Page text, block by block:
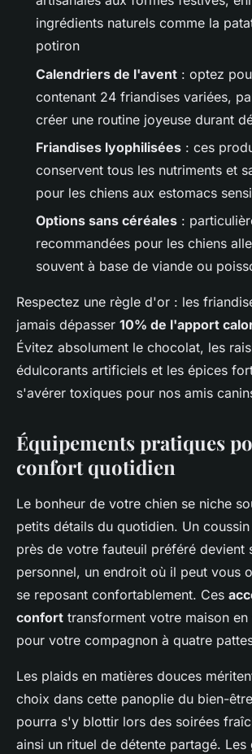
ingrédients naturels comme la
potiron
Calendriers de l'avent : optez
contenant 24 friandises variées,
créer une routine joyeuse durant
Friandises lyophilisées : ces
conservent tous les nutriments et
pour les chiens aux estomacs
Options sans céréales :
recommandées pour les chiens
souvent à base de viande ou
Respectez une règle d'or : les
jamais dépasser 10% de l'apport
Évitez absolument le chocolat, les
édulcorants artificiels et les épices
s'avérer toxiques pour nos amis
Équipements pratiques
confort quotidien
Le bonheur de votre chien se niche
petits détails du quotidien. Un
près de votre fauteuil préféré devient
personnel, un endroit où il peut vous
se reposant confortablement. Ces
confort transforment votre maison
pour votre compagnon à quatre
Les plaids en matières douces
choix dans cette panoplie du bien-
pourra s'y blottir lors des soirées
ainsi un rituel de détente partagé. Les